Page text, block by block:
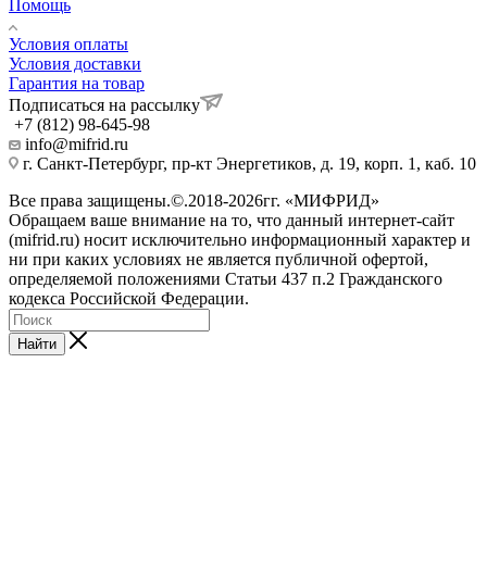
Помощь
Условия оплаты
Условия доставки
Гарантия на товар
Подписаться на рассылку
+7 (812) 98-645-98
info@mifrid.ru
г. Санкт-Петербург, пр-кт Энергетиков, д. 19, корп. 1, каб. 10
Все права защищены.©.2018-2026гг. «МИФРИД»
Обращаем ваше внимание на то, что данный интернет-сайт
(mifrid.ru) носит исключительно информационный характер и
ни при каких условиях не является публичной офертой,
определяемой положениями Статьи 437 п.2 Гражданского
кодекса Российской Федерации.
Найти